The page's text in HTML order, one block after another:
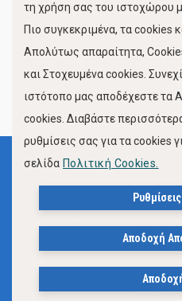
FOLLOW US
© 2023,
Όροι Χρήσης
Πολιτική
Πολιτική Cookies
τη χρήση σας του ιστοχώρου
Πιο συγκεκριμένα, τα cookies
Απολύτως απαραίτητα,
και Στοχευμένα cookies.
ιστότοπο μας αποδέχεστε τα
cookies. Διαβάστε
ρυθμίσεις σας για τα cookies
σελίδα Πολιτική Cookies.
Αποδοχή